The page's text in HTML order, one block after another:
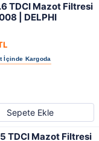
TDCI Mazot Filtresi
| DELPHI
Sepete Ekle
TDCI Mazot Filtresi